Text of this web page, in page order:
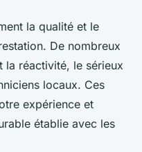
la qualité et le
De nombreux
la réactivité, le sérieux
locaux. Ces
expérience et
établie avec les